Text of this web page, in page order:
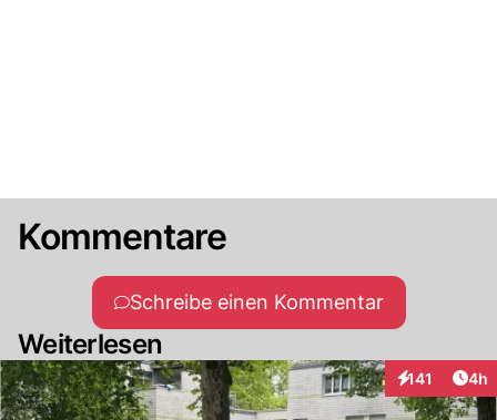
Kommentare
Schreibe einen Kommentar
Weiterlesen
141
Interaktionen
4h